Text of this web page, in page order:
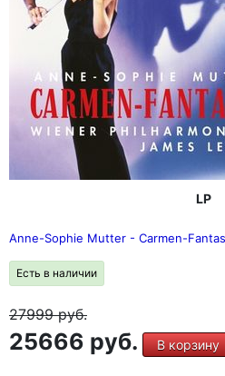
LP
Anne-Sophie Mutter - Carmen-
Есть в наличии
27999руб.
25666 руб. В корзину